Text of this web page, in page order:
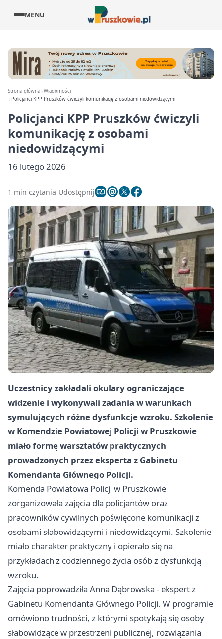
MENU
Strona główna Wiadomości
Policjanci KPP Pruszków ćwiczyli komunikację z osobami niedowidzącymi
Policjanci KPP Pruszków ćwiczyli
komunikację z osobami
niedowidzącymi
16 lutego 2026
1 min czytania Udostępnij
Uczestnicy zakładali okulary ograniczające
widzenie i wykonywali zadania w warunkach
symulujących różne dysfunkcje wzroku. Szkolenie
w Komendzie Powiatowej Policji w Pruszkowie
miało formę warsztatów praktycznych
prowadzonych przez eksperta z Gabinetu
Komendanta Głównego Policji.
Komenda Powiatowa Policji w Pruszkowie
zorganizowała zajęcia dla policjantów oraz
pracowników cywilnych poświęcone komunikacji z
osobami słabowidzącymi i niedowidzącymi. Szkolenie
miało charakter praktyczny i opierało się na
przykładach z codziennego życia osób z dysfunkcją
wzroku.
Zajęcia poprowadziła Anna Dąbrowska - ekspert z
Gabinetu Komendanta Głównego Policji. W programie
omówiono trudności, z którymi spotykają się osoby
słabowidzące w przestrzeni publicznej, rozwiązania